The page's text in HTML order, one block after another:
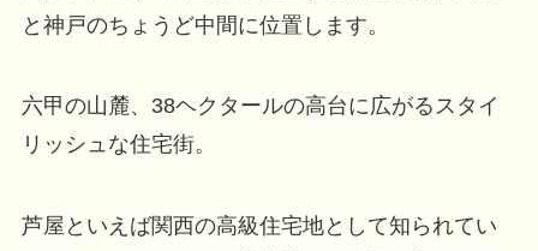
と神戸のちょうど中間に位置します。
六甲の山麓、38ヘクタールの高台に広がるスタイ
リッシュな住宅街。
芦屋といえば関西の高級住宅地として知られてい